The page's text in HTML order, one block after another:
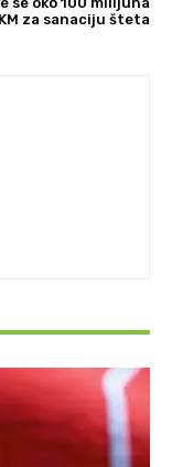
KM za sanaciju šteta